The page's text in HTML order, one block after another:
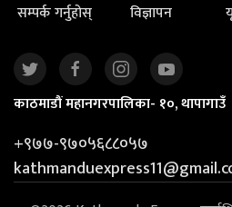
सम्पर्क गर्नुहोस्
विज्ञापन
काठमाडौं महानगरपालिका- १०, थापागाउँ
+९७७-९७०५६८८०५७